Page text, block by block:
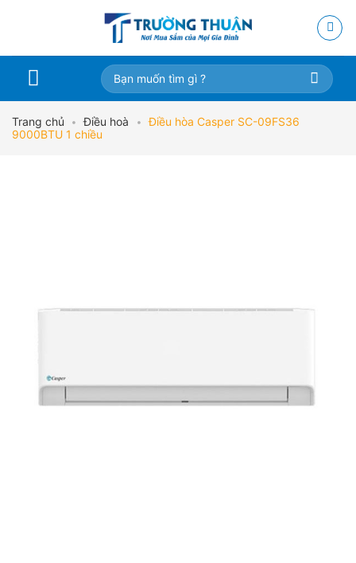
Tìm
kiếm:
Trang chủ • Điều hoà • Điều hòa Casper SC-09FS36
9000BTU 1 chiều